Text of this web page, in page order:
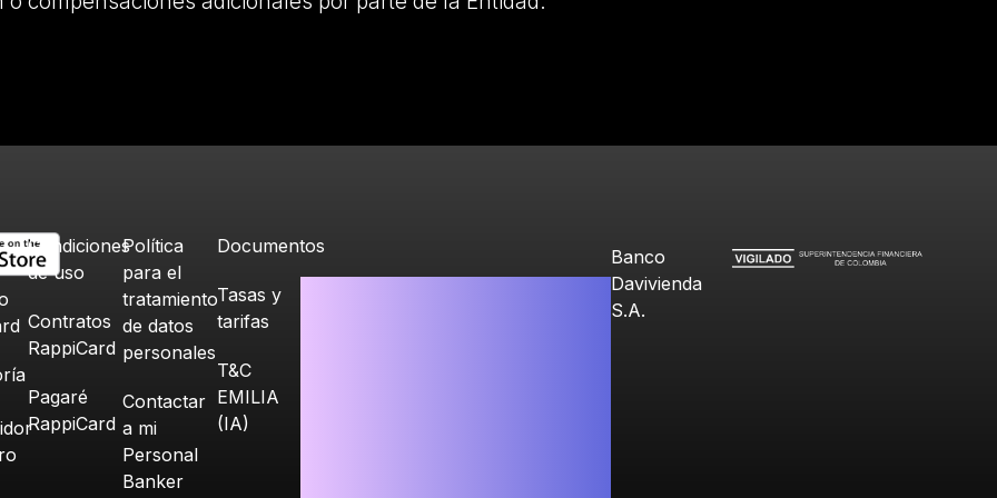
Condiciones
de uso
Contratos
RappiCard
Pagaré
RappiCard
Política
para el
tratamiento
de datos
personales
Contactar
a mi
Personal
Banker
Documentos
Tasas y
tarifas
T&C
EMILIA
(IA)
Banco
Davivienda
S.A.